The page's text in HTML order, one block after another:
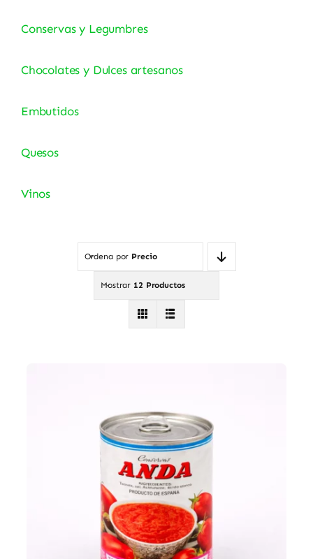
Conservas y Legumbres
Chocolates y Dulces artesanos
Embutidos
Quesos
Vinos
Ordena por Precio
Mostrar 12 Productos